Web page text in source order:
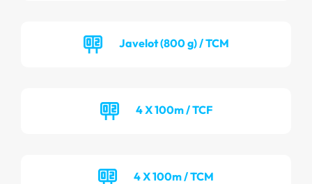
Javelot (800 g) / TCM
4 X 100m / TCF
4 X 100m / TCM